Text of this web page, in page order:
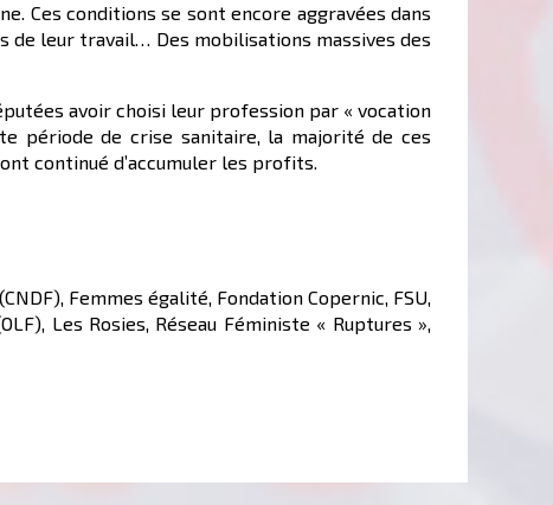
Ces conditions se sont encore aggravées dans
de leur travail… Des mobilisations massives des
avoir choisi leur profession par « vocation
période de crise sanitaire, la majorité de ces
continué d’accumuler les profits.
Femmes égalité, Fondation Copernic, FSU,
Les Rosies, Réseau Féministe « Ruptures »,